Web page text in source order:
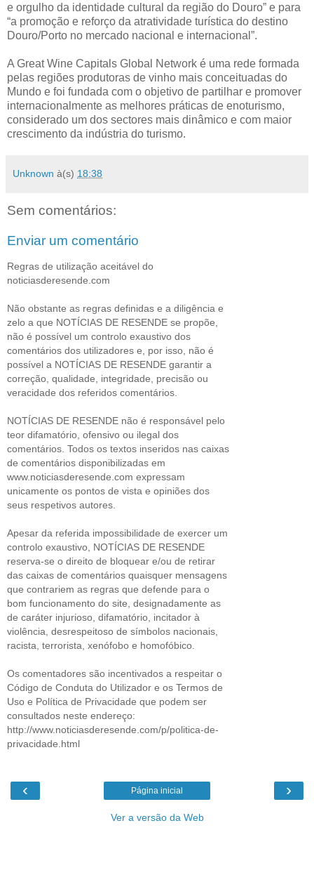
e orgulho da identidade cultural da região do Douro” e para
“a promoção e reforço da atratividade turística do destino
Douro/Porto no mercado nacional e internacional”.
A Great Wine Capitals Global Network é uma rede formada
pelas regiões produtoras de vinho mais conceituadas do
Mundo e foi fundada com o objetivo de partilhar e promover
internacionalmente as melhores práticas de enoturismo,
considerado um dos sectores mais dinâmico e com maior
crescimento da indústria do turismo.
Unknown à(s) 18:38
Sem comentários:
Enviar um comentário
Regras de utilização aceitável do
noticiasderesende.com
Não obstante as regras definidas e a diligência e
zelo a que NOTÍCIAS DE RESENDE se propõe,
não é possível um controlo exaustivo dos
comentários dos utilizadores e, por isso, não é
possível a NOTÍCIAS DE RESENDE garantir a
correção, qualidade, integridade, precisão ou
veracidade dos referidos comentários.
NOTÍCIAS DE RESENDE não é responsável pelo
teor difamatório, ofensivo ou ilegal dos
comentários. Todos os textos inseridos nas caixas
de comentários disponibilizadas em
www.noticiasderesende.com expressam
unicamente os pontos de vista e opiniões dos
seus respetivos autores.
Apesar da referida impossibilidade de exercer um
controlo exaustivo, NOTÍCIAS DE RESENDE
reserva-se o direito de bloquear e/ou de retirar
das caixas de comentários quaisquer mensagens
que contrariem as regras que defende para o
bom funcionamento do site, designadamente as
de caráter injurioso, difamatório, incitador à
violência, desrespeitoso de símbolos nacionais,
racista, terrorista, xenófobo e homofóbico.
Os comentadores são incentivados a respeitar o
Código de Conduta do Utilizador e os Termos de
Uso e Política de Privacidade que podem ser
consultados neste endereço:
http://www.noticiasderesende.com/p/politica-de-
privacidade.html
‹ ›
Página inicial
Ver a versão da Web